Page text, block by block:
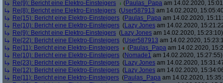
Re(9): Bericht eine Elektro-Einsteigers
(Paulas_Papa am 14.02.2020,
Re(8): Bericht eine Elektro-Einsteigers (User587913 am 14.02.2020,
Re(15): Bericht eine Elektro-Einsteigers (Paulas_Papa am 14.02.2020,
Re(10): Bericht eine Elektro-Einsteigers (Lazy Jones am 14.02.2020,
Re(9): Bericht eine Elektro-Einsteigers (Lazy Jones am 14.02.2020, 15:23:10)
Re(22): Bericht eine Elektro-Einsteigers (User587913 am 14.02.2020,
Re(11): Bericht eine Elektro-Einsteigers
(Paulas_Papa am 14.02.2020,
Re(10): Bericht eine Elektro-Einsteigers (Nomade1 am 14.02.2020, 15:27:55)
Re(23): Bericht eine Elektro-Einsteigers (Lazy Jones am 14.02.2020,
Re(12): Bericht eine Elektro-Einsteigers (Lazy Jones am 14.02.2020,
Re(11): Bericht eine Elektro-Einsteigers (Paulas_Papa am 14.02.2020,